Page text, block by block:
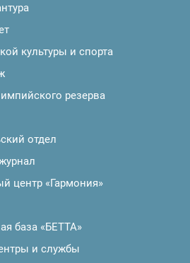
культуры и спорта
резерва
отдел
центр «Гармония»
база «БЕТТА»
и службы